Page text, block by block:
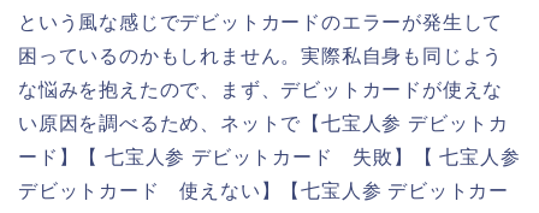
という風な感じでデビットカードのエラーが発生して
困っているのかもしれません。実際私自身も同じよう
な悩みを抱えたので、まず、デビットカードが使えな
い原因を調べるため、ネットで【七宝人参 デビットカ
ード】【 七宝人参 デビットカード 失敗】【 七宝人参
デビットカード 使えない】【七宝人参 デビットカー